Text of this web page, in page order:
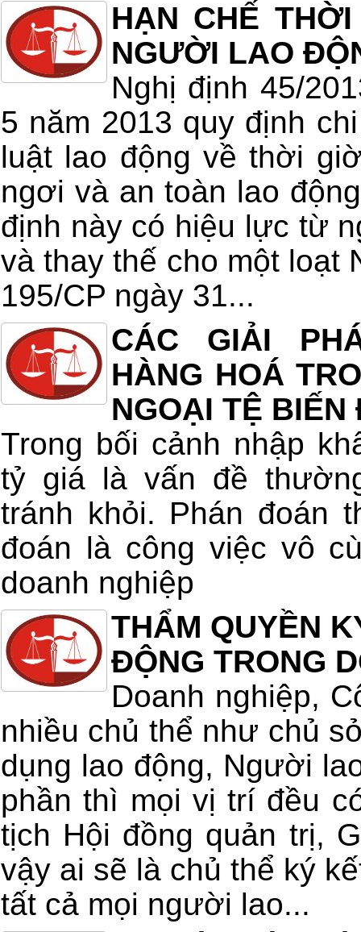
HẠN CHẾ
NGƯỜI LAO
Nghị định 45/
5 năm 2013 quy định
luật lao động về thời
ngơi và an toàn lao
định này có hiệu lực từ
và thay thế cho một loạt
195/CP ngày 31...
CÁC GIẢI
HÀNG HOÁ
NGOẠI TỆ BIẾN
Trong bối cảnh nhập
tỷ giá là vấn đề
tránh khỏi. Phán đoán
đoán là công việc vô
doanh nghiệp
THẨM QUYỀN
ĐỘNG TRONG
Doanh nghiệp,
nhiều chủ thể như chủ
dụng lao động, Người
phần thì mọi vị trí đều
tịch Hội đồng quản trị,
vậy ai sẽ là chủ thể ký
tất cả mọi người lao...